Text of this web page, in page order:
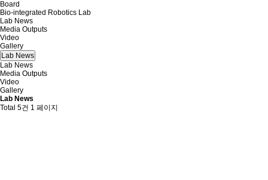
Board
Bio-integrated Robotics Lab
Lab News
Media Outputs
Video
Gallery
Lab News
Lab News
Media Outputs
Video
Gallery
Lab News
Total 5건 1 페이지